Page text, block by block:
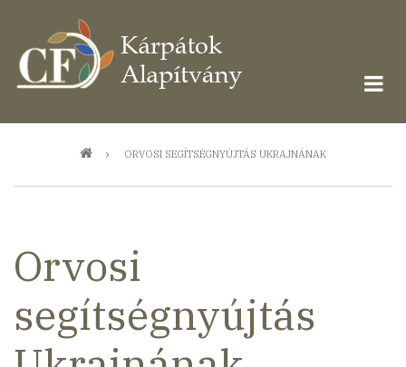
tartalomra
Morzsa ORVOSI SEGÍTSÉGNYÚJTÁS UKRAJNÁNAK
Orvosi
segítségnyújtás